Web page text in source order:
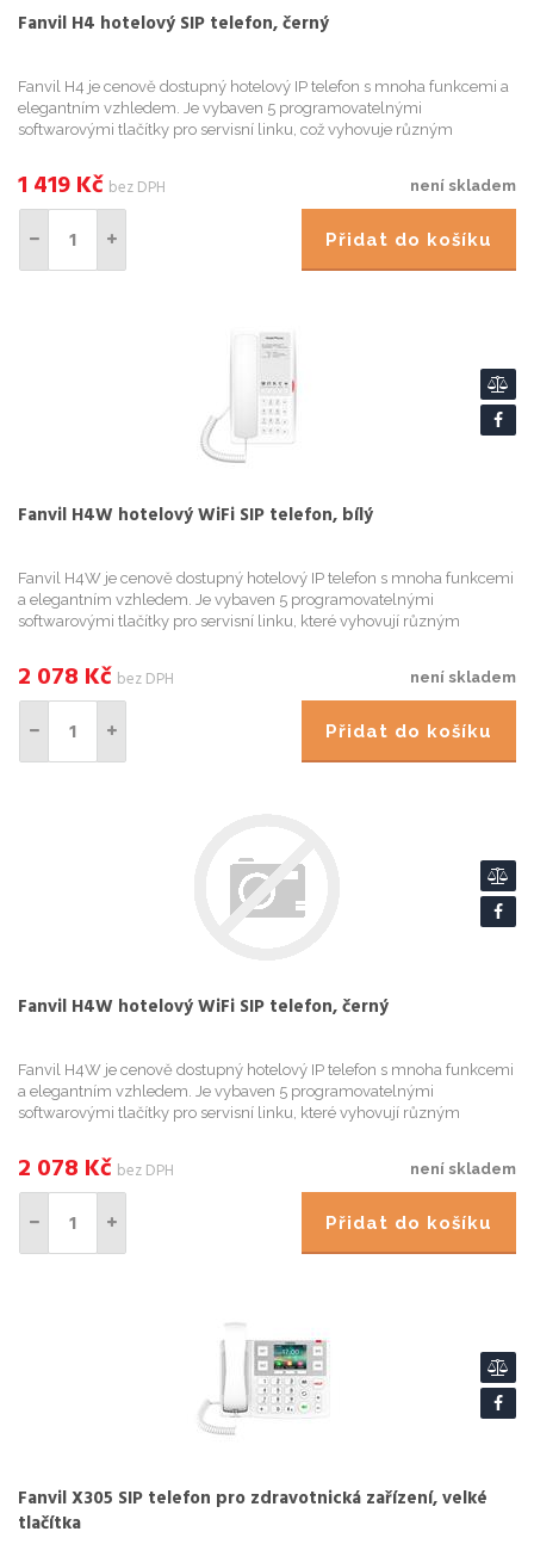
Fanvil H4 hotelový SIP telefon, černý
Fanvil H4 je cenově dostupný hotelový IP telefon s mnoha funkcemi a
elegantním vzhledem. Je vybaven 5 programovatelnými
softwarovými tlačítky pro servisní linku, což vyhovuje různým
Ethernet a P...
není skladem
1 419Kč bez DPH
Přidat do košíku
Fanvil H4W hotelový WiFi SIP telefon, bílý
Fanvil H4W je cenově dostupný hotelový IP telefon s mnoha funkcemi
a elegantním vzhledem. Je vybaven 5 programovatelnými
softwarovými tlačítky pro servisní linku, které vyhovují různým
(Wi-Fi ...
není skladem
2 078 Kč bez DPH
Přidat do košíku
Fanvil H4W hotelový WiFi SIP telefon, černý
Fanvil H4W je cenově dostupný hotelový IP telefon s mnoha funkcemi
a elegantním vzhledem. Je vybaven 5 programovatelnými
softwarovými tlačítky pro servisní linku, které vyhovují různým
není skladem
2 078 Kč bez DPH
Přidat do košíku
Fanvil X305 SIP telefon pro zdravotnická zařízení, velké
tlačítka